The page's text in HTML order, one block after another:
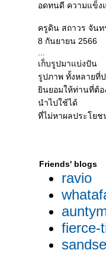
อดทนดี ความแข็ง
ครูดิน สถาวร จันท
8 กันยายน 2566
เก็บรูปมาแบ่งปัน
รูปภาพ ทั้งหลายที่
นยอมให้ท่านที่ต้อ
นำไปใช้ได้
ที่ไม่หาผลประโย
Friends' blogs
ravio
fierce-